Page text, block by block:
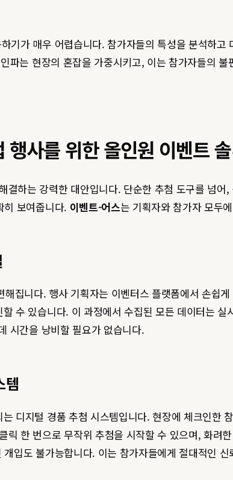
기가 매우 어렵습니다. 참가자들의 특성을 분석하
파는 현장의 혼잡을 가중시키고, 이는 참가자들의
사를 위한 올인원 이벤트
결하는 강력한 대안입니다. 단순한 추첨 도구를 넘
히 보여줍니다. 이벤트-어스는 기획자와 참가자 모두
집니다. 행사 기획자는 이벤터스 플랫폼에서 손쉽
수 있습니다. 이 과정에서 수집된 모든 데이터는
시간을 낭비할 필요가 없습니다.
템
디지털 경품 추첨 시스템입니다. 현장에 체크인
릭 한 번으로 무작위 추첨을 시작할 수 있으며, 화
입도 불가능합니다. 이는 참가자들에게 절대적인